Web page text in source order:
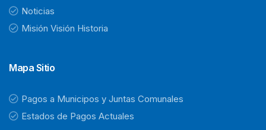
Noticias
Misión Visión Historia
Mapa Sitio
Pagos a Municipos y Juntas Comunales
Estados de Pagos Actuales